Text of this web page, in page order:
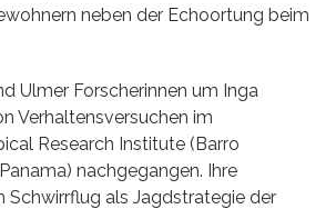
neben der Echoortung beim
Ulmer Forscherinnen um Inga
Verhaltensversuchen im
Research Institute (Barro
nachgegangen. Ihre
Schwirrflug als Jagdstrategie der